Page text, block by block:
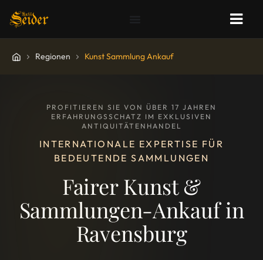
Regionen Kunst Sammlung Ankauf
PROFITIEREN SIE VON ÜBER 17 JAHREN
ERFAHRUNGSSCHATZ IM EXKLUSIVEN
ANTIQUITÄTENHANDEL
INTERNATIONALE EXPERTISE FÜR
BEDEUTENDE SAMMLUNGEN
Fairer Kunst &
Sammlungen-Ankauf in
Ravensburg